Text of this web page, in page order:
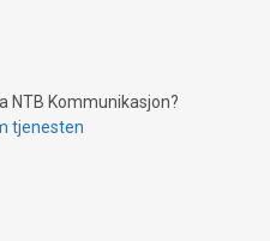
NTB Kommunikasjon?
tjenesten